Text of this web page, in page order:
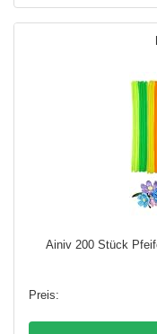
Ainiv 200 Stück